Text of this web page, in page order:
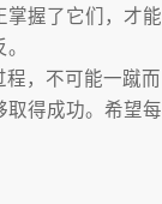
掌握了它们，才能
，不可能一蹴而
取得成功。希望每